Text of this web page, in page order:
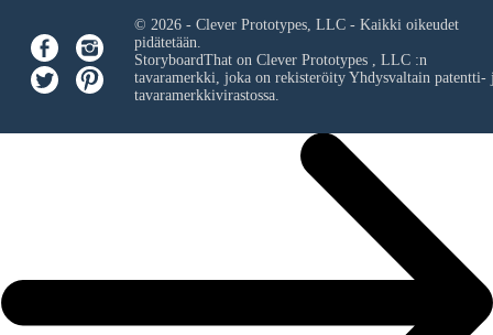
© 2026 - Clever Prototypes, LLC - Kaikki oikeudet
pidätetään.
StoryboardThat on Clever Prototypes , LLC:n
tavaramerkki, joka on rekisteröity Yhdysvaltain patentti-
tavaramerkkivirastossa.